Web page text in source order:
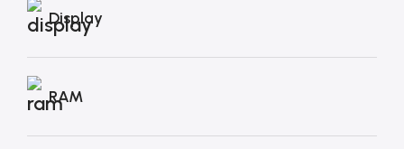
Display
RAM